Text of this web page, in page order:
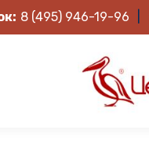
8 (495) 946-19-96